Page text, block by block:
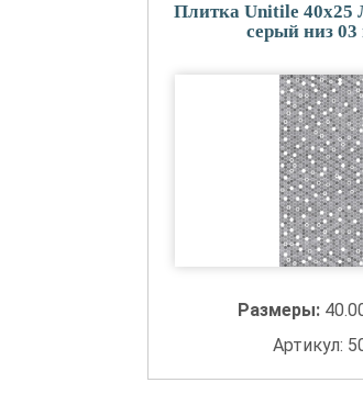
Плитка Unitile 40x25
серый низ 03
Размеры:
Артикул: